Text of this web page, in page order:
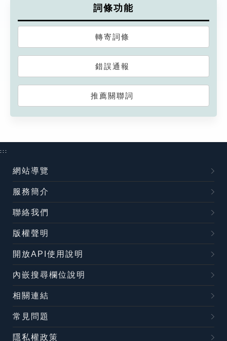
詞條功能
轉寄詞條
錯誤通報
推薦關聯詞
:::
網站導覽
服務簡介
聯絡我們
版權聲明
開放API使用說明
內嵌搜尋欄位說明
相關連結
常見問題
隱私權政策